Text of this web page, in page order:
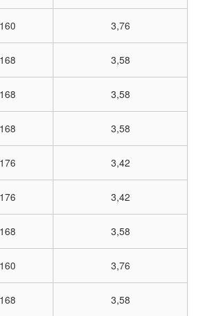
160 3,76
168 3,58
168 3,58
168 3,58
176 3,42
176 3,42
168 3,58
160 3,76
168 3,58